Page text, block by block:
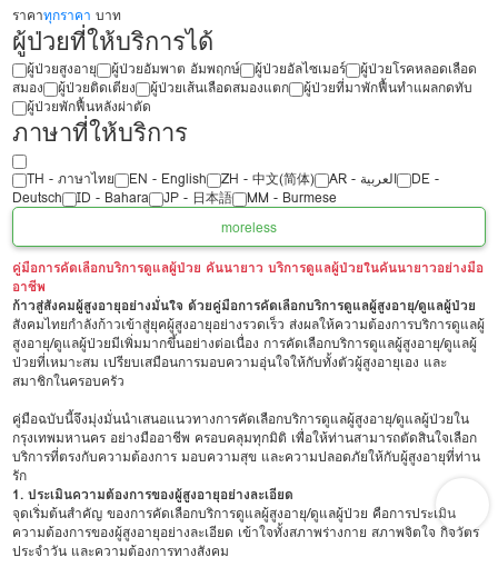
ราคาทุกราคา บาท
ผู้ป่วยที่ให้บริการได้
ผู้ป่วยสูงอายุ ผู้ป่วยอัมพาต อัมพฤกษ์ ผู้ป่วยอัลไซเมอร์
ผู้ป่วยโรคหลอดเลือด
สมอง
ผู้ป่วยติดเตียง ผู้ป่วยเส้นเลือดสมองแตก
ผู้ป่วยที่มาพักฟื้นทำแผลกดทับ
ผู้ป่วยพักฟื้นหลังผ่าตัด
ภาษาที่ให้บริการ
TH - ‏ภาษาไทย EN - English ZH - 中文(简体) ‏AR - ‏العربية‏
DE -
Deutsch
ID - Bahara JP - 日本語
MM - Burmese
moreless
คู่มือการคัดเลือกบริการดูแลผู้ป่วย คันนายาว บริการดูแลผู้ป่วยในคันนายาวอย่างมือ
อาชีพ
ก้าวสู่สังคมผู้สูงอายุอย่างมั่นใจ ด้วยคู่มือการคัดเลือกบริการดูแลผู้สูงอายุ/ดูแลผู้ป่วย
สังคมไทยกำลังก้าวเข้าสู่ยุคผู้สูงอายุอย่างรวดเร็ว ส่งผลให้ความต้องการบริการดูแลผู้
สูงอายุ/ดูแลผู้ป่วยมีเพิ่มมากขึ้นอย่างต่อเนื่อง การคัดเลือกบริการดูแลผู้สูงอายุ/ดูแลผู้
ป่วยที่เหมาะสม เปรียบเสมือนการมอบความอุ่นใจให้กับทั้งตัวผู้สูงอายุเอง และ
สมาชิกในครอบครัว
คู่มือฉบับนี้จึงมุ่งมั่นนำเสนอแนวทางการคัดเลือกบริการดูแลผู้สูงอายุ/ดูแลผู้ป่วยใน
กรุงเทพมหานคร อย่างมืออาชีพ ครอบคลุมทุกมิติ เพื่อให้ท่านสามารถตัดสินใจเลือก
บริการที่ตรงกับความต้องการ มอบความสุข และความปลอดภัยให้กับผู้สูงอายุที่ท่าน
รัก
1. ประเมินความต้องการของผู้สูงอายุอย่างละเอียด
จุดเริ่มต้นสำคัญ ของการคัดเลือกบริการดูแลผู้สูงอายุ/ดูแลผู้ป่วย คือการประเมิน
ความต้องการของผู้สูงอายุอย่างละเอียด เข้าใจทั้งสภาพร่างกาย สภาพจิตใจ กิจวัตร
ประจำวัน และความต้องการทางสังคม